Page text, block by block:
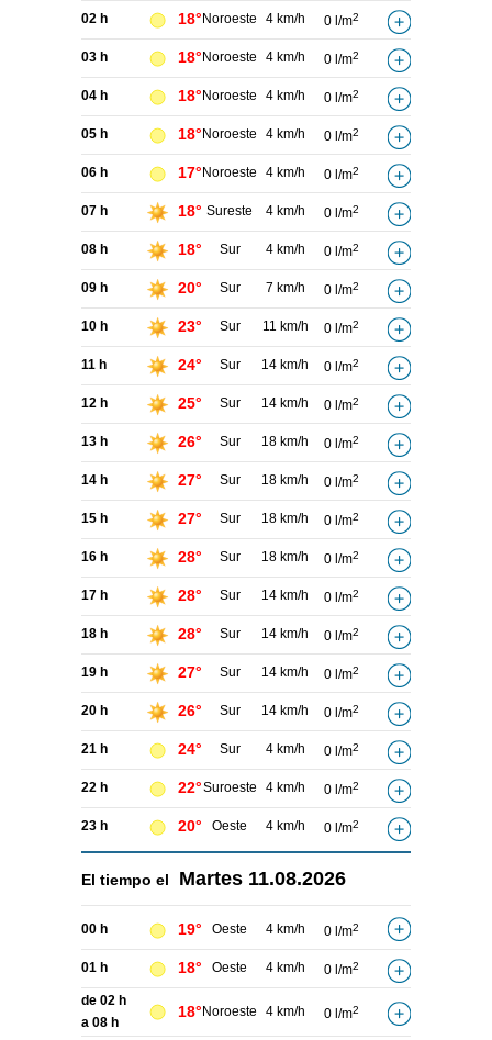
02 h 18° Noroeste 4 km/h 0 l/m2
03 h 18° Noroeste 4 km/h 0 l/m2
04 h 18° Noroeste 4 km/h 0 l/m2
05 h 18° Noroeste 4 km/h 0 l/m2
06 h 17° Noroeste 4 km/h 0 l/m2
07 h 18° Sureste 4 km/h 0 l/m2
08 h 18° Sur 4 km/h 0 l/m2
09 h 20° Sur 7 km/h 0 l/m2
10 h 23° Sur 11 km/h 0 l/m2
11 h 24° Sur 14 km/h 0 l/m2
12 h 25° Sur 14 km/h 0 l/m2
13 h 26° Sur 18 km/h 0 l/m2
14 h 27° Sur 18 km/h 0 l/m2
15 h 27° Sur 18 km/h 0 l/m2
16 h 28° Sur 18 km/h 0 l/m2
17 h 28° Sur 14 km/h 0 l/m2
18 h 28° Sur 14 km/h 0 l/m2
19 h 27° Sur 14 km/h 0 l/m2
20 h 26° Sur 14 km/h 0 l/m2
21 h 24° Sur 4 km/h 0 l/m2
22 h 22°Suroeste 4 km/h 0 l/m2
23 h 20° Oeste 4 km/h 0 l/m2
El tiempo el Martes 11.08.2026
00 h 19° Oeste 4 km/h 0 l/m2
01 h 18° Oeste 4 km/h 0 l/m2
de 02 h
a 08 h
18° Noroeste 4 km/h 0 l/m2